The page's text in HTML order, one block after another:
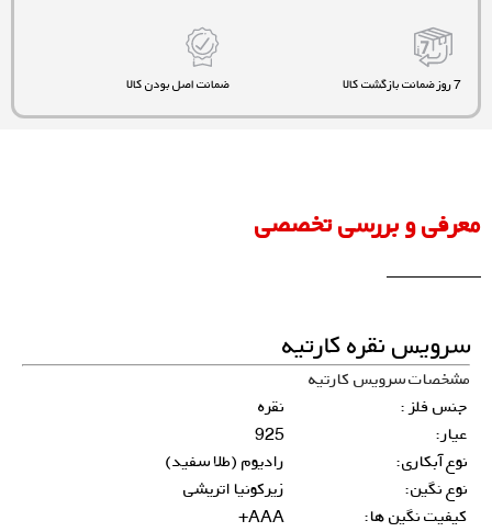
7 روز ضمانت بازگشت کالا ضمانت اصل بودن کالا
معرفی و بررسی تخصصی
سرویس نقره کارتیه
مشخصات سرویس کارتیه
جنس فلز :
نقره
عیار:
925
نوع آبکاری:
رادیوم (طلا سفید)
نوع نگین:
زیرکونیا اتریشی
کیفیت نگین ها:
AAA+